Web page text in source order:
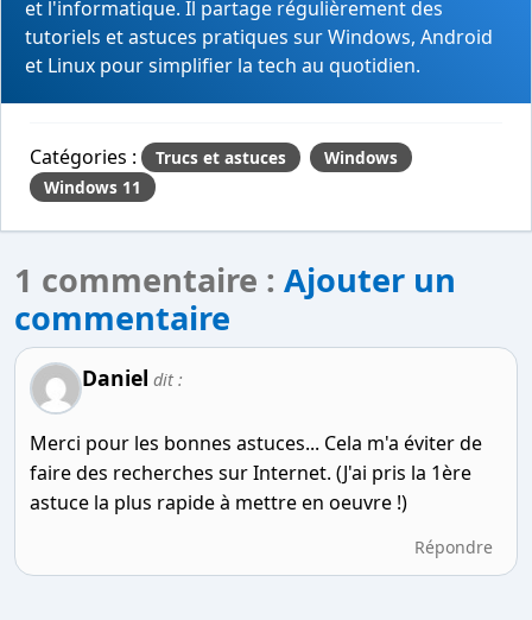
et l'informatique. Il partage régulièrement des
tutoriels et astuces pratiques sur Windows, Android
et Linux pour simplifier la tech au quotidien.
Catégories : Trucs et astuces
Windows
Windows 11
1 commentaire : Ajouter un
commentaire
Daniel dit :
Merci pour les bonnes astuces... Cela m'a éviter de
faire des recherches sur Internet. (J'ai pris la 1ère
astuce la plus rapide à mettre en oeuvre !)
Répondre